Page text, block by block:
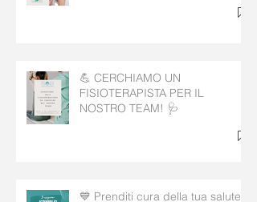
💪 CERCHIAMO UN
FISIOTERAPISTA PER IL
NOSTRO TEAM! 🩺
💙 Prenditi cura della tua salute!